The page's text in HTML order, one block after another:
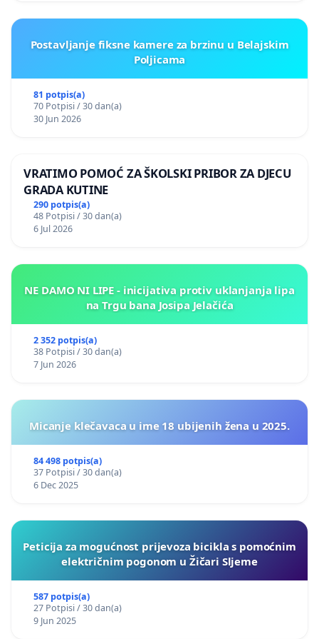
Postavljanje fiksne kamere za brzinu u Belajskim
Poljicama
81 potpis(a)
70 Potpisi / 30 dan(a)
30 Jun 2026
VRATIMO POMOĆ ZA ŠKOLSKI PRIBOR ZA DJECU
GRADA KUTINE
290 potpis(a)
48 Potpisi / 30 dan(a)
6 Jul 2026
NE DAMO NI LIPE - inicijativa protiv uklanjanja lipa
na Trgu bana Josipa Jelačića
2 352 potpis(a)
38 Potpisi / 30 dan(a)
7 Jun 2026
Micanje klečavaca u ime 18 ubijenih žena u 2025.
84 498 potpis(a)
37 Potpisi / 30 dan(a)
6 Dec 2025
Peticija za mogućnost prijevoza bicikla s pomoćnim
električnim pogonom u Žičari Sljeme
587 potpis(a)
27 Potpisi / 30 dan(a)
9 Jun 2025